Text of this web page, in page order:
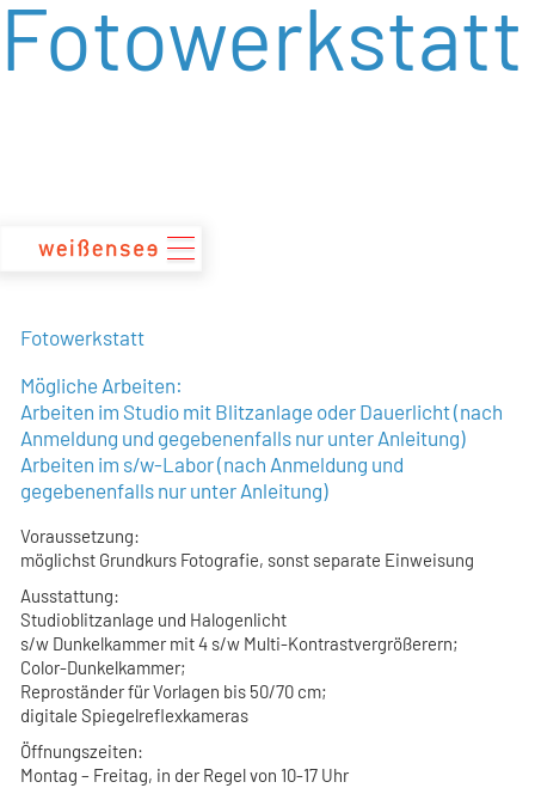
zum
Inhalt
Fotowerkstatt
Fotowerkstatt
Mögliche Arbeiten:
Arbeiten im Studio mit Blitzanlage oder Dauerlicht (nach
Anmeldung und gegebenenfalls nur unter Anleitung)
Arbeiten im s/w-Labor (nach Anmeldung und
gegebenenfalls nur unter Anleitung)
Voraussetzung:
möglichst Grundkurs Fotografie, sonst separate Einweisung
Ausstattung:
Studioblitzanlage und Halogenlicht
s/w Dunkelkammer mit 4 s/w Multi-Kontrastvergrößerern;
Color-Dunkelkammer;
Reproständer für Vorlagen bis 50/70 cm;
digitale Spiegelreflexkameras
Öffnungszeiten:
Montag – Freitag, in der Regel von 10-17 Uhr